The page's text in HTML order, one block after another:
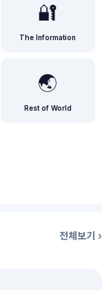
🔐
The Information
🌏
Rest of World
전체보기 ›